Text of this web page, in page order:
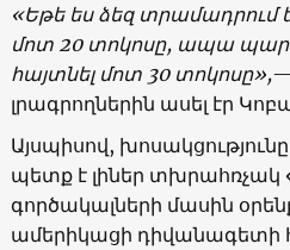
«Եթե ես ձեզ տրամադրում
մոտ 20 տոկոսը, ապա
հայտնել մոտ 30 տոկոսը»,—
լրագրողներին ասել էր
Այսպիսով,
պետք է լիներ տխրահռչակ
գործակալների մասին
ամերիկացի դիվանագետի